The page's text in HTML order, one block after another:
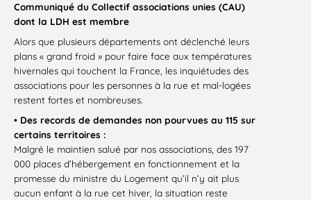
Communiqué du Collectif associations unies (CAU)
dont la LDH est membre
Alors que plusieurs départements ont déclenché leurs
plans « grand froid » pour faire face aux températures
hivernales qui touchent la France, les inquiétudes des
associations pour les personnes à la rue et mal-logées
restent fortes et nombreuses.
• Des records de demandes non pourvues au 115 sur
certains territoires :
Malgré le maintien salué par nos associations, des 197
000 places d’hébergement en fonctionnement et la
promesse du ministre du Logement qu’il n’y ait plus
aucun enfant à la rue cet hiver, la situation reste